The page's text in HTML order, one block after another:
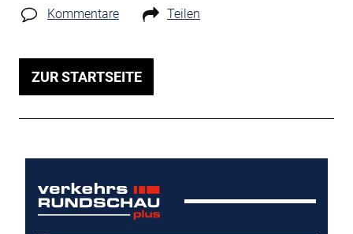
Kommentare Teilen
ZUR STARTSEITE